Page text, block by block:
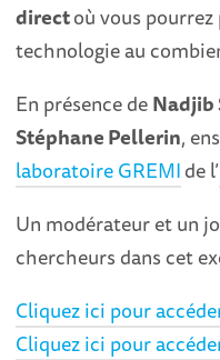
directoù vous
technologie au
En présence deNadjib
Stéphane Pellerin,
laboratoire GREMIde l’
Un modérateur et un
chercheurs dans cet
Cliquez ici pour
Cliquez ici pour